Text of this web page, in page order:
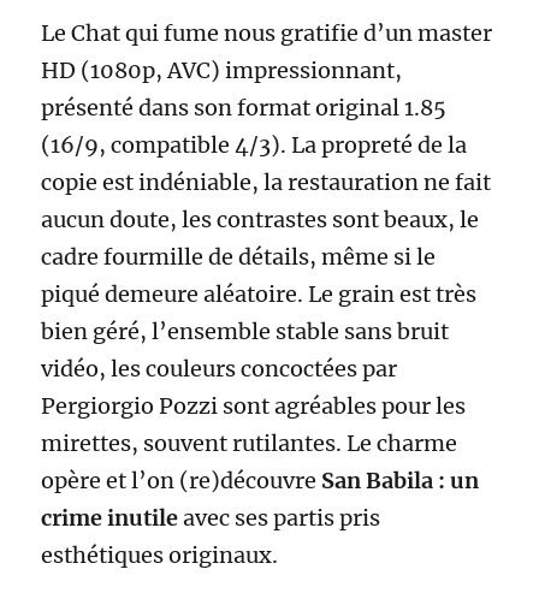
Le Chat qui fume nous gratifie d’un master
HD (1080p, AVC) impressionnant,
présenté dans son format original 1.85
(16/9, compatible 4/3). La propreté de la
copie est indéniable, la restauration ne fait
aucun doute, les contrastes sont beaux, le
cadre fourmille de détails, même si le
piqué demeure aléatoire. Le grain est très
bien géré, l’ensemble stable sans bruit
vidéo, les couleurs concoctées par
Pergiorgio Pozzi sont agréables pour les
mirettes, souvent rutilantes. Le charme
opère et l’on (re)découvre San Babila : un
crime inutileavec ses partis pris
esthétiques originaux.